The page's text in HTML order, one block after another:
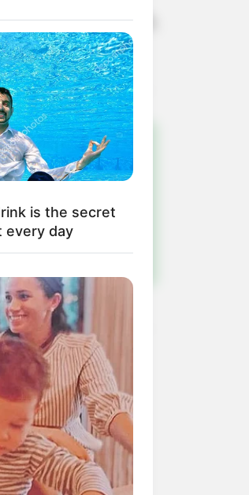
com o esporte,
Hockey.
is the secret
every day